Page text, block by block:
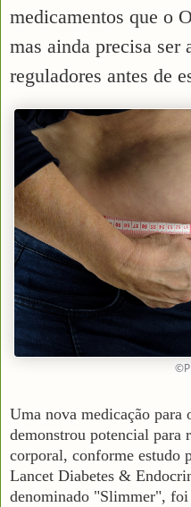
medicamentos que o
mas ainda precisa ser
reguladores antes de
Uma nova medicação para
demonstrou potencial para
corporal, conforme estudo
Lancet Diabetes &
denominado "Slimmer",